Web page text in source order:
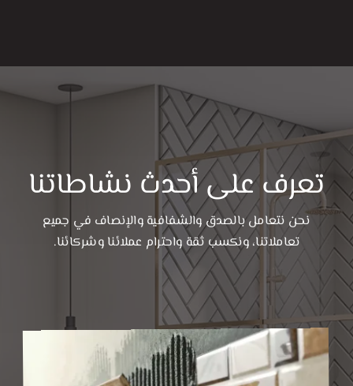
تعرف على أحدث نشاطاتنا
نحن نتعامل بالصدق والشفافية والإنصاف في جميع
تعاملاتنا، ونكسب ثقة واحترام عملائنا وشركائنا.